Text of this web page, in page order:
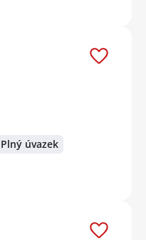
Plný úvazek